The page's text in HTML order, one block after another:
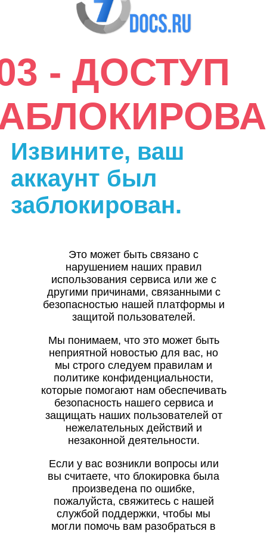
- ДОСТУП
Извините, ваш
аккаунт был
заблокирован.
Это может быть связано с
нарушением наших правил
использования сервиса или же с
другими причинами, связанными с
безопасностью нашей платформы и
защитой пользователей.
Мы понимаем, что это может быть
неприятной новостью для вас, но
мы строго следуем правилам и
политике конфиденциальности,
которые помогают нам обеспечивать
безопасность нашего сервиса и
защищать наших пользователей от
нежелательных действий и
незаконной деятельности.
Если у вас возникли вопросы или
вы считаете, что блокировка была
произведена по ошибке,
пожалуйста, свяжитесь с нашей
службой поддержки, чтобы мы
могли помочь вам разобраться в